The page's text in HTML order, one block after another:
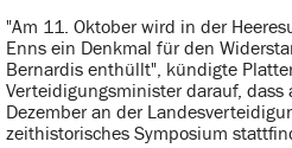
"Am 11. Oktober wird in der
Enns ein Denkmal für den
Bernardis enthüllt", kündigte
Verteidigungsminister darauf, dass
Dezember an der
zeithistorisches Symposium